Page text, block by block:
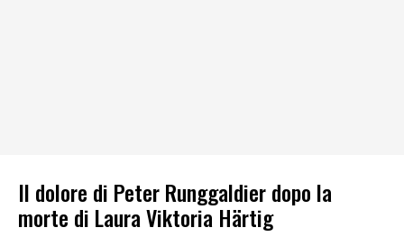
Il dolore di Peter Runggaldier dopo la
morte di Laura Viktoria Härtig